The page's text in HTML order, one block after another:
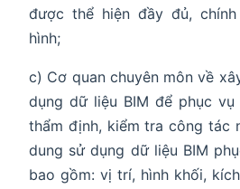
được thể hiện đầy đủ,
hình;
c) Cơ quan chuyên môn về
dụng dữ liệu BIM để phục
thẩm định, kiểm tra công tác
dung sử dụng dữ liệu BIM
bao gồm: vị trí, hình khối,